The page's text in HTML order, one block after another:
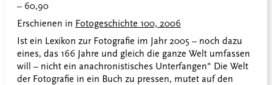
– 60,90
Erschienen in Fotogeschichte 100, 2006
Ist ein Lexikon zur Fotografie im Jahr 2005 – noch dazu
eines, das 166 Jahre und gleich die ganze Welt umfassen
will – nicht ein anachronistisches Unterfangen" Die Welt
der Fotografie in ein Buch zu pressen, mutet auf den